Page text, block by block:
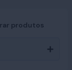
produtos